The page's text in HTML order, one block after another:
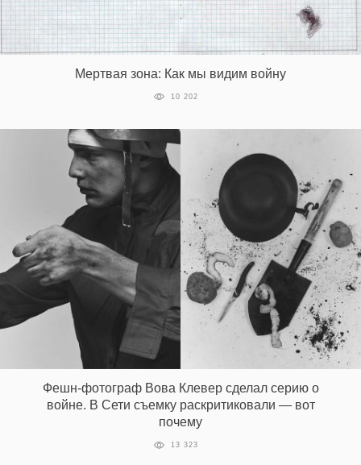
Мертвая зона: Как мы видим войну
10 202
Фешн-фотограф Вова Клевер сделал серию о
войне. В Сети съемку раскритиковали — вот
почему
13 323